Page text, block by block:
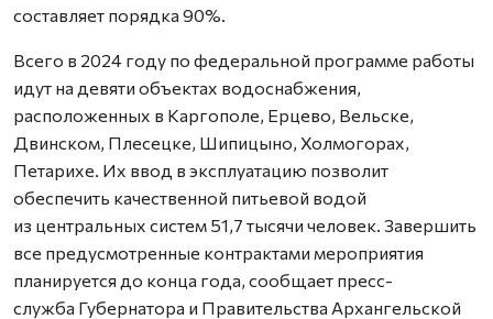
составляет порядка 90%.
Всего в 2024 году по федеральной программе работы
идут на девяти объектах водоснабжения,
расположенных в Каргополе, Ерцево, Вельске,
Двинском, Плесецке, Шипицыно, Холмогорах,
Петарихе. Их ввод в эксплуатацию позволит
обеспечить качественной питьевой водой
из центральных систем 51,7 тысячи человек. Завершить
все предусмотренные контрактами мероприятия
планируется до конца года, сообщает пресс-
служба Губернатора и Правительства Архангельской